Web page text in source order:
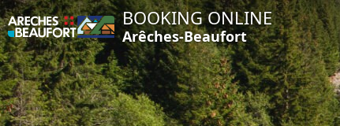
BOOKING ONLINE
Arêches-Beaufort